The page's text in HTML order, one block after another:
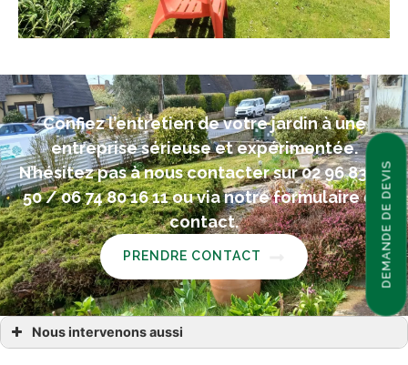
Confiez l’entretien de votre jardin à une
entreprise sérieuse et expérimentée.
N’hésitez pas à nous contacter sur 02 96 83 55
50 / 06 74 80 16 11 ou via notre formulaire de
contact.
PRENDRE CONTACT
Nous intervenons aussi
DEMANDE DE DEVIS